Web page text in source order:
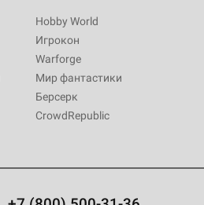
Hobby World
Игрокон
Warforge
Мир фантастики
Берсерк
CrowdRepublic